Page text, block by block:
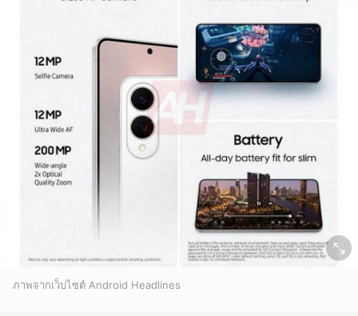
ภาพจากเว็บไซต์ Android Headlines